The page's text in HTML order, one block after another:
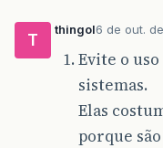
T
thingol6 de out.
Evite o uso
sistemas.
Elas
porque